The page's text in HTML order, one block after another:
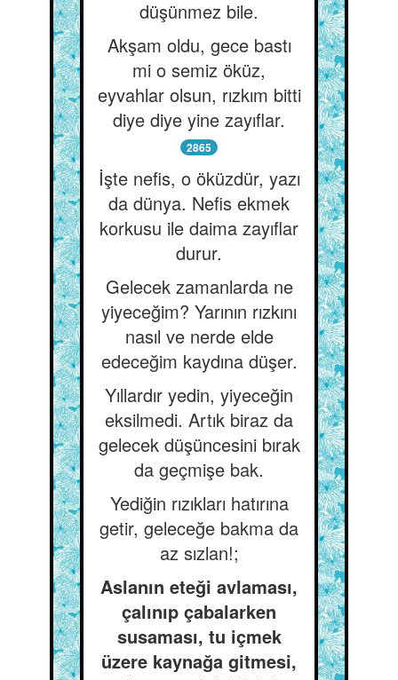
düşünmez bile.
Akşam oldu, gece bastı
mi o semiz öküz,
eyvahlar olsun, rızkım bitti
diye diye yine zayıflar.
2865
İşte nefis, o öküzdür, yazı
da dünya. Nefis ekmek
korkusu ile daima zayıflar
durur.
Gelecek zamanlarda ne
yiyeceğim? Yarının rızkını
nasıl ve nerde elde
edeceğim kaydına düşer.
Yıllardır yedin, yiyeceğin
eksilmedi. Artık biraz da
gelecek düşüncesini bırak
da geçmişe bak.
Yediğin rızıkları hatırına
getir, geleceğe bakma da
az sızlan!;
Aslanın eteği avlaması,
çalınıp çabalarken
susaması, tu içmek
üzere kaynağa gitmesi,